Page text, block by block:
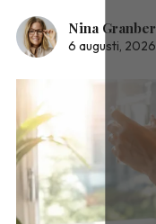
Nina
6 augusti, 2026